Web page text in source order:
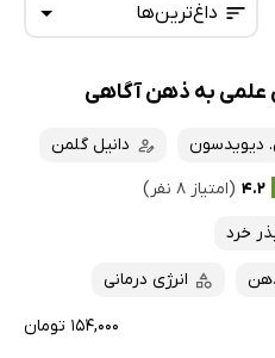
داغ‌ترین‌ها
تازه‌ها
داغ‌ترین‌ها
پرفروش‌ها
پربحث‌ها
ارزان ترین‌ها
علمی به ذهن آگاهی
دیویدسون
دانیل گلمن
۴.۲ (امتیاز ۸ نفر)
خرد
انرژی درمانی
۱۵۴,۰۰۰ تومان